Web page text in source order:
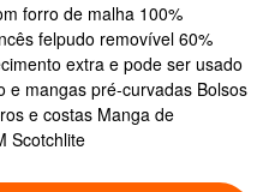
forro de malha 100%
felpudo removível 60%
extra e pode ser usado
e mangas pré-curvadas Bolsos
e costas Manga de
Scotchlite